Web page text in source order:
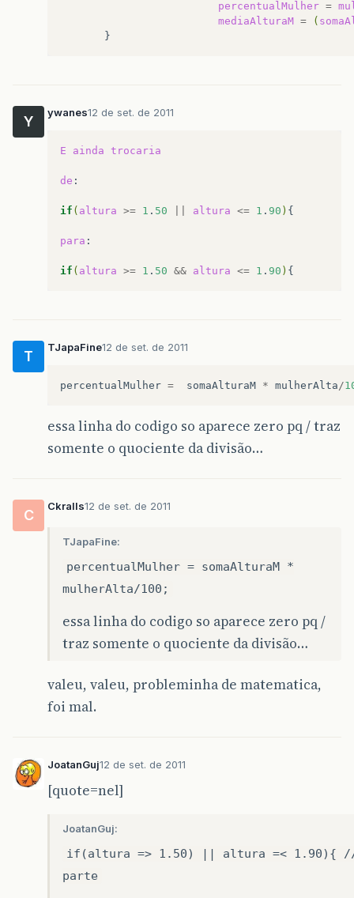
percentualMulher =
mediaAlturaM = (
Y
ywanes12 de set. de 2011
E ainda trocaria
de :
if ( altura >= 1 . 50 altura <= 1 . 90 ) {
para :
if ( altura >= 1 . 50 && altura <= 1 . 90 )
T
TJapaFine12 de set. de 2011
percentualMulher = somaAlturaM * mulherAlta /
essa linha do codigo so aparece zero pq / traz
somente o quociente da divisão…
C
Ckralls12 de set. de 2011
TJapaFine:
percentualMulher = somaAlturaM *
mulherAlta/100;
essa linha do codigo so aparece zero pq /
traz somente o quociente da divisão…
valeu, valeu, probleminha de matematica,
foi mal.
JoatanGuj12 de set. de 2011
[quote=nel]
JoatanGuj:
if(altura => 1.50) || altura =< 1.90){ //
parte